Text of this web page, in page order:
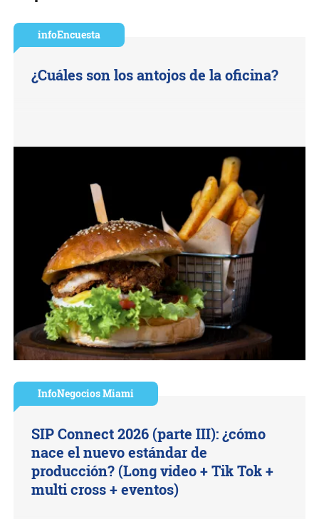
infoEncuesta
¿Cuáles son los antojos de la oficina?
InfoNegocios Miami
SIP Connect 2026 (parte III): ¿cómo
nace el nuevo estándar de
producción? (Long video + Tik Tok +
multi cross + eventos)